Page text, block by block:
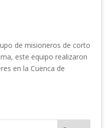
de misioneros de corto
este equipo realizaron
en la Cuenca de